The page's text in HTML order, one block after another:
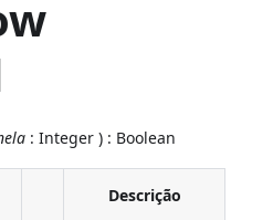
: Integer ) : Boolean
Descrição